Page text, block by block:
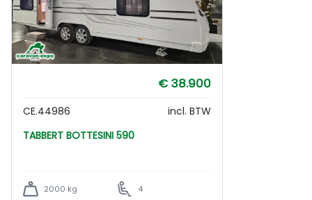
€ 38.900
CE.44986
incl. BTW
TABBERT BOTTESINI 590
2000 kg 4